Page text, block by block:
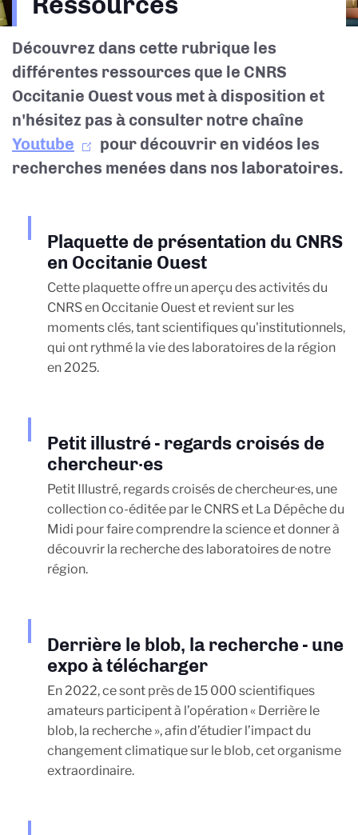
Découvrez dans cette rubrique les
différentes ressources que le CNRS
Occitanie Ouest vous met à disposition et
n'hésitez pas à consulter notre chaîne
Youtube
pour découvrir en vidéos les
recherches menées dans nos laboratoires.
Plaquette de présentation du CNRS
en Occitanie Ouest
Cette plaquette offre un aperçu des activités du
CNRS en Occitanie Ouest et revient sur les
moments clés, tant scientifiques qu'institutionnels,
qui ont rythmé la vie des laboratoires de la région
en 2025.
Petit illustré - regards croisés de
chercheur·es
Petit Illustré, regards croisés de chercheur·es, une
collection co-éditée par le CNRS et La Dépêche du
Midi pour faire comprendre la science et donner à
découvrir la recherche des laboratoires de notre
région.
Derrière le blob, la recherche - une
expo à télécharger
En 2022, ce sont près de 15 000 scientifiques
amateurs participent à l’opération « Derrière le
blob, la recherche », afin d’étudier l’impact du
changement climatique sur le blob, cet organisme
extraordinaire.